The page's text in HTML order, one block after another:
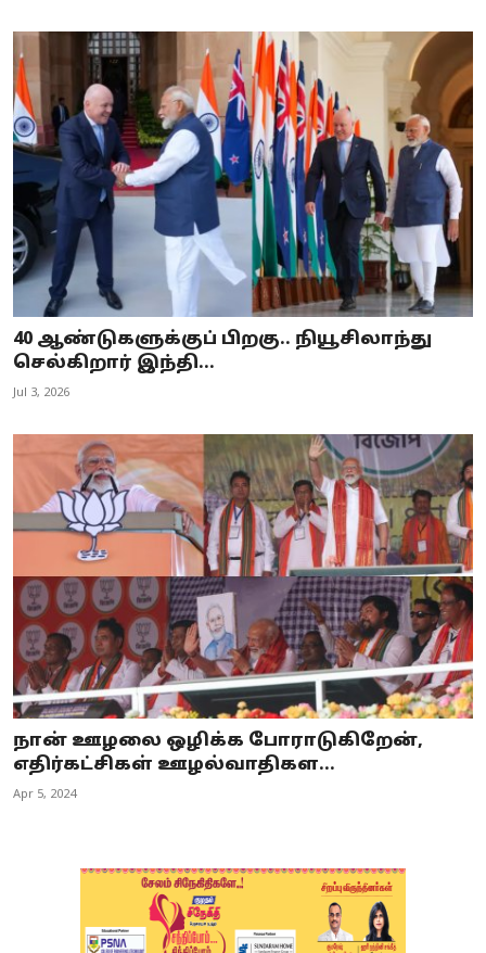
40 ஆண்டுகளுக்குப் பிறகு.. நியூசிலாந்து
செல்கிறார் இந்தி...
Jul 3, 2026
நான் ஊழலை ஒழிக்க போராடுகிறேன்,
எதிர்கட்சிகள் ஊழல்வாதிகள...
Apr 5, 2024